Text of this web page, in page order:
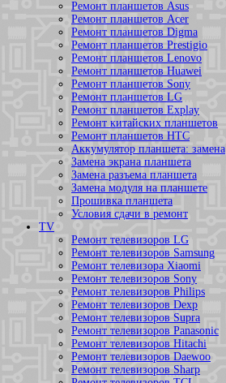
Ремонт планшетов Asus
Ремонт планшетов Acer
Ремонт планшетов Digma
Ремонт планшетов Prestigio
Ремонт планшетов Lenovo
Ремонт планшетов Huawei
Ремонт планшетов Sony
Ремонт планшетов LG
Ремонт планшетов Explay
Ремонт китайских планшетов
Ремонт планшетов HTC
Аккумулятор планшета: замена
Замена экрана планшета
Замена разъема планшета
Замена модуля на планшете
Прошивка планшета
Условия сдачи в ремонт
TV
Ремонт телевизоров LG
Ремонт телевизоров Samsung
Ремонт телевизора Xiaomi
Ремонт телевизоров Sony
Ремонт телевизоров Philips
Ремонт телевизоров Dexp
Ремонт телевизоров Supra
Ремонт телевизоров Panasonic
Ремонт телевизоров Hitachi
Ремонт телевизоров Daewoo
Ремонт телевизоров Sharp